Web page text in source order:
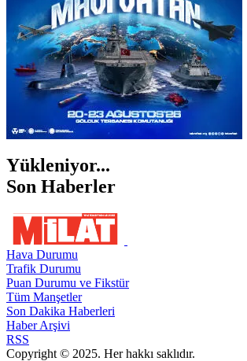
Yükleniyor...
Son Haberler
Hava Durumu
Trafik Durumu
Puan Durumu ve Fikstür
Tüm Manşetler
Son Dakika Haberleri
Haber Arşivi
RSS
Copyright © 2025. Her hakkı saklıdır.